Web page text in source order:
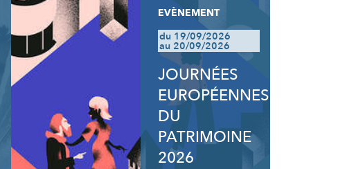
EVÈNEMENT
du 19/09/2026
au 20/09/2026
JOURNÉES
EUROPÉENNES
DU
PATRIMOINE
2026